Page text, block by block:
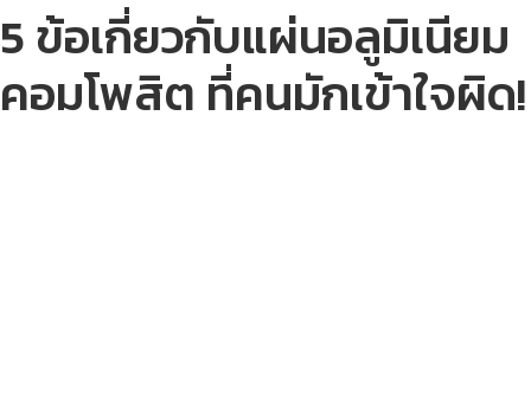
5 ข้อเกี่ยวกับแผ่นอลูมิเนียม
คอมโพสิต ที่คนมักเข้าใจผิด!